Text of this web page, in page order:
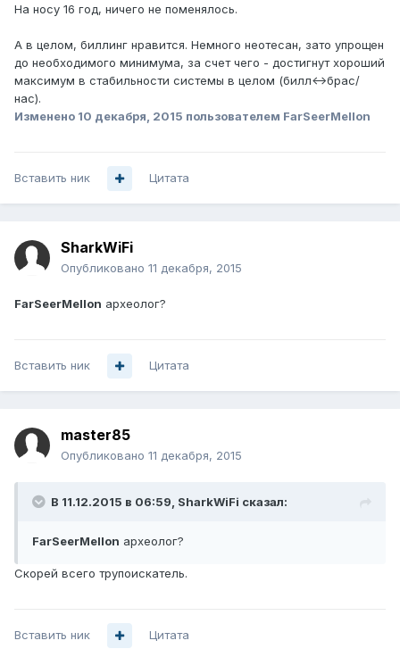
На носу 16 год, ничего не поменялось.
А в целом, биллинг нравится. Немного неотесан, зато упрощен
до необходимого минимума, за счет чего - достигнут хороший
максимум в стабильности системы в целом (билл<->брас/
нас).
Изменено 10 декабря, 2015 пользователем FarSeerMellon
Вставить ник Цитата
SharkWiFi
Опубликовано 11 декабря, 2015
FarSeerMellon археолог?
Вставить ник Цитата
master85
Опубликовано 11 декабря, 2015
В 11.12.2015 в 06:59, SharkWiFi сказал:
FarSeerMellon археолог?
Скорей всего трупоискатель.
Вставить ник Цитата